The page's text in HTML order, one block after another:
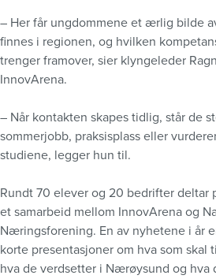
– Her får ungdommene et ærlig bilde
finnes i regionen, og hvilken
trenger framover, sier klyngeleder
InnovArena.
– Når kontakten skapes tidlig, står de
sommerjobb, praksisplass eller
studiene, legger hun til.
Rundt 70 elever og 20 bedrifter deltar
et samarbeid mellom InnovArena og
Næringsforening. En av nyhetene i år
korte presentasjoner om hva som skal
hva de verdsetter i Nærøysund og hva